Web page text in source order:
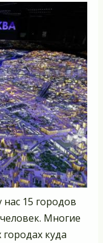
15 городов
Многие
куда